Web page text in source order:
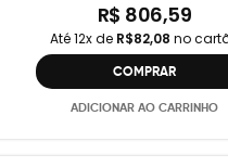
R$ 806,59
Até 12x de R$82,08 no
COMPRAR
ADICIONAR AO CARRINHO